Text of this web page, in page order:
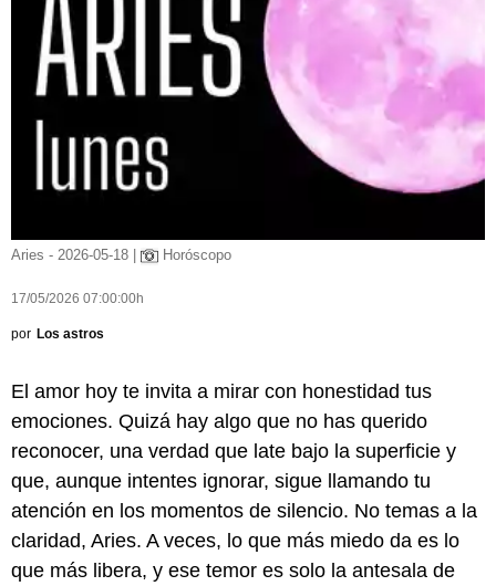
Aries - 2026-05-18 | Horóscopo
17/05/2026 07:00:00h
por Los astros
El amor hoy te invita a mirar con honestidad tus
emociones. Quizá hay algo que no has querido
reconocer, una verdad que late bajo la superficie y
que, aunque intentes ignorar, sigue llamando tu
atención en los momentos de silencio. No temas a la
claridad, Aries. A veces, lo que más miedo da es lo
que más libera, y ese temor es solo la antesala de